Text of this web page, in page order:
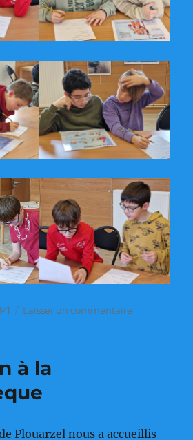
Laisser un commentairesur
à la
Plouarzel nous a accueillis